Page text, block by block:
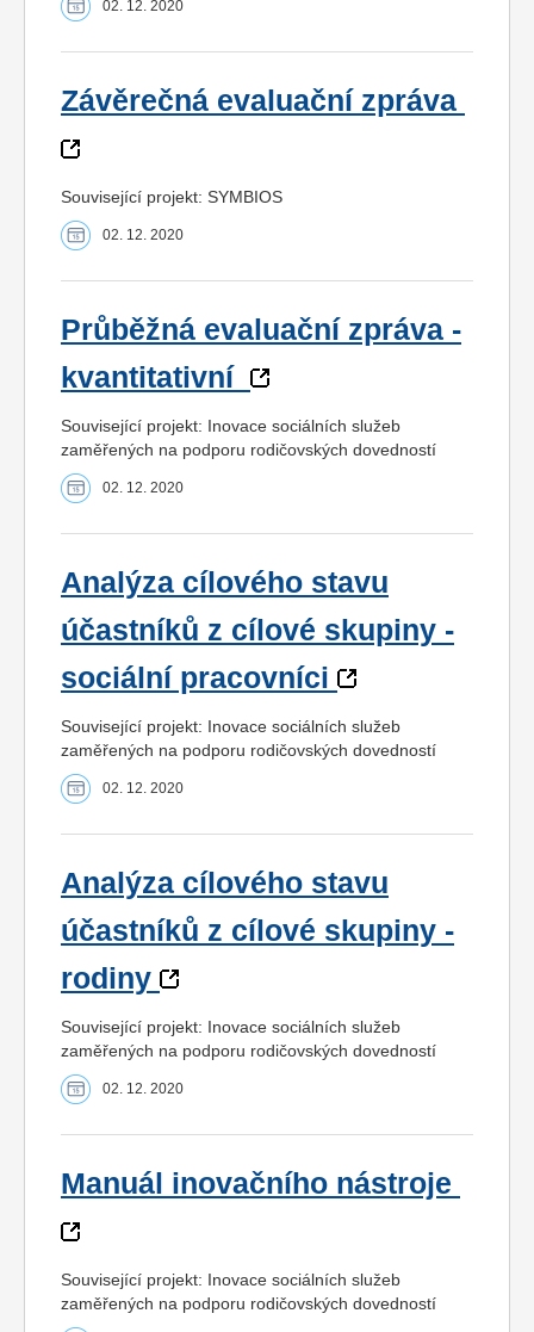
02. 12. 2020
Závěrečná evaluační zpráva
Související projekt: SYMBIOS
02. 12. 2020
Průběžná evaluační zpráva -
kvantitativní
Související projekt: Inovace sociálních služeb
zaměřených na podporu rodičovských dovedností
02. 12. 2020
Analýza cílového stavu
účastníků z cílové skupiny -
sociální pracovníci
Související projekt: Inovace sociálních služeb
zaměřených na podporu rodičovských dovedností
02. 12. 2020
Analýza cílového stavu
účastníků z cílové skupiny -
rodiny
Související projekt: Inovace sociálních služeb
zaměřených na podporu rodičovských dovedností
02. 12. 2020
Manuál inovačního nástroje
Související projekt: Inovace sociálních služeb
zaměřených na podporu rodičovských dovedností